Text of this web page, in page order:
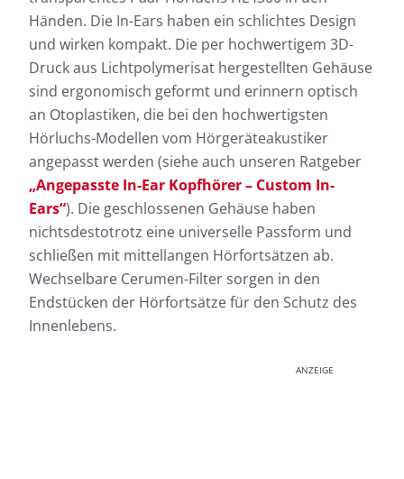
Händen. Die In-Ears haben ein schlichtes Design
und wirken kompakt. Die per hochwertigem 3D-
Druck aus Lichtpolymerisat hergestellten Gehäuse
sind ergonomisch geformt und erinnern optisch
an Otoplastiken, die bei den hochwertigsten
Hörluchs-Modellen vom Hörgeräteakustiker
angepasst werden (siehe auch unseren Ratgeber
„Angepasste In-Ear Kopfhörer – Custom In-
Ears“). Die geschlossenen Gehäuse haben
nichtsdestotrotz eine universelle Passform und
schließen mit mittellangen Hörfortsätzen ab.
Wechselbare Cerumen-Filter sorgen in den
Endstücken der Hörfortsätze für den Schutz des
Innenlebens.
ANZEIGE